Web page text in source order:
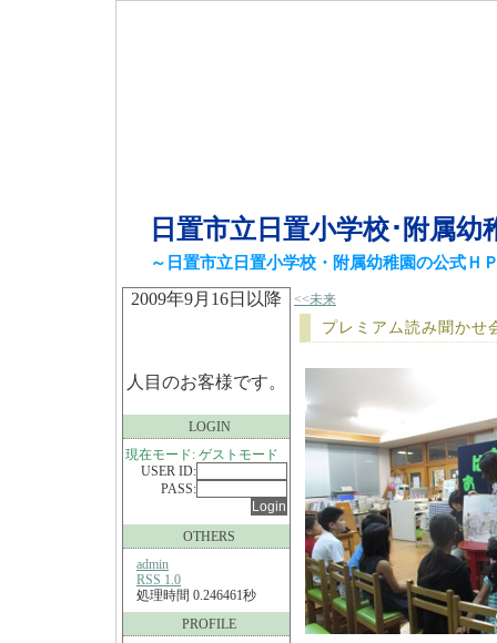
日置市立日置小学校･附属幼
～日置市立日置小学校・附属幼稚園の公式Ｈ
2009年9月16日以降
人目のお客様です。
LOGIN
現在モード: ゲストモード
USER ID:
PASS:
OTHERS
admin
RSS 1.0
処理時間 0.246461秒
PROFILE
<<未来
プレミアム読み聞かせ